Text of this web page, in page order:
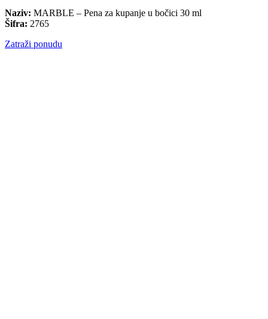
Naziv: MARBLE – Pena za kupanje u bočici 30 ml
Šifra: 2765
Zatraži ponudu